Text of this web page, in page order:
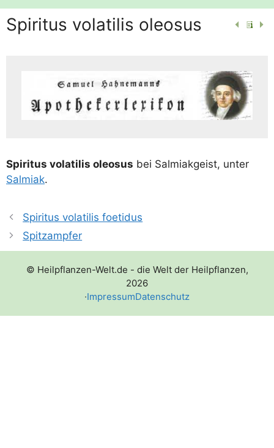
Spiritus volatilis oleosus
Spi­ri­tus vola­ti­lis ole­osus bei Sal­mi­ak­geist, unter
Sal­mi­ak.
Spiritus volatilis foetidus
Spitzampfer
© Heilpflanzen-Welt.de - die Welt der Heilpflanzen,
2026
·ImpressumDatenschutz